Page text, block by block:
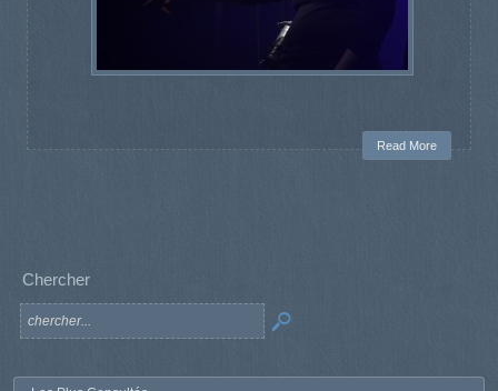
Read More
Chercher